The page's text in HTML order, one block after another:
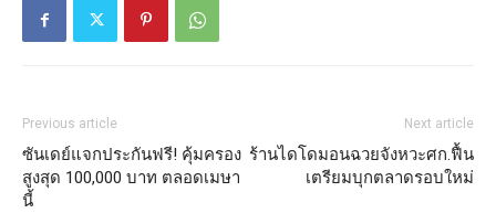
Previous article
ซันเดย์แจกประกันฟรี! คุ้มครอง
สูงสุด 100,000 บาท ตลอดเมษา
นี้
Next article
ร้านไดโดมอนฉวยจังหวะศก.ฟื้น
เตรียมบุกตลาดรอบใหม่